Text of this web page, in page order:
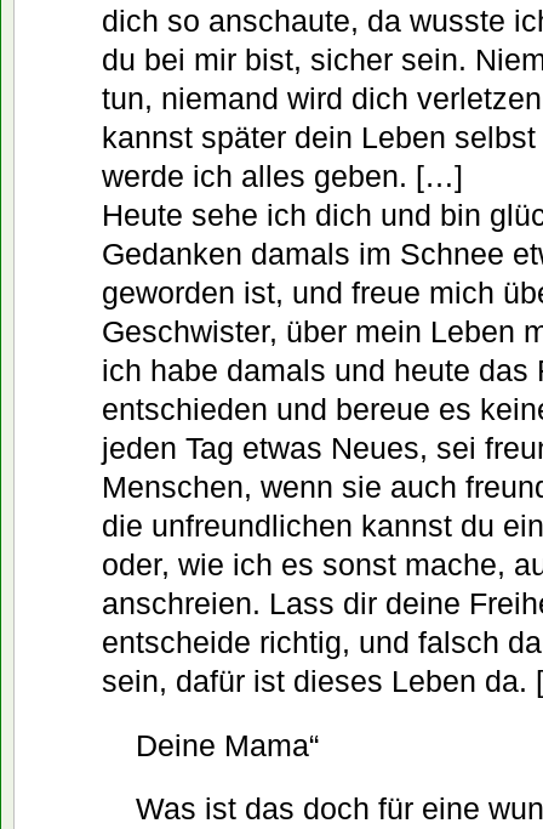
dich so anschaute, da wusste
du bei mir bist, sicher sein.
tun, niemand wird dich
kannst später dein Leben
werde ich alles geben. […]
Heute sehe ich dich und bin
Gedanken damals im Schnee
geworden ist, und freue mich
Geschwister, über mein Leben
ich habe damals und heute das
entschieden und bereue es
jeden Tag etwas Neues, sei
Menschen, wenn sie auch
die unfreundlichen kannst du
oder, wie ich es sonst mache,
anschreien. Lass dir deine
entscheide richtig, und falsch
sein, dafür ist dieses Leben
Deine Mama“
Was ist das doch für eine